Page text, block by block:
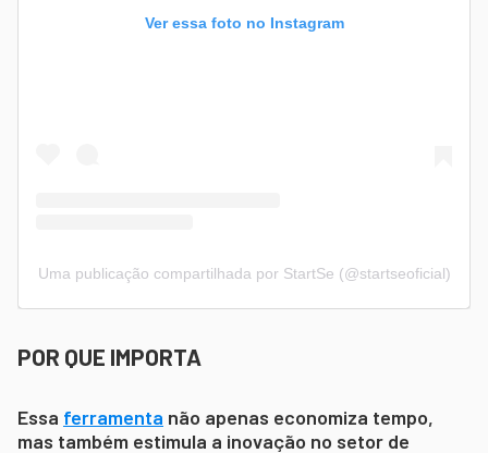
Ver essa foto no Instagram
Uma publicação compartilhada por StartSe (@startseoficial)
POR QUE IMPORTA
Essa ferramenta não apenas economiza tempo,
mas também estimula a inovação no setor de